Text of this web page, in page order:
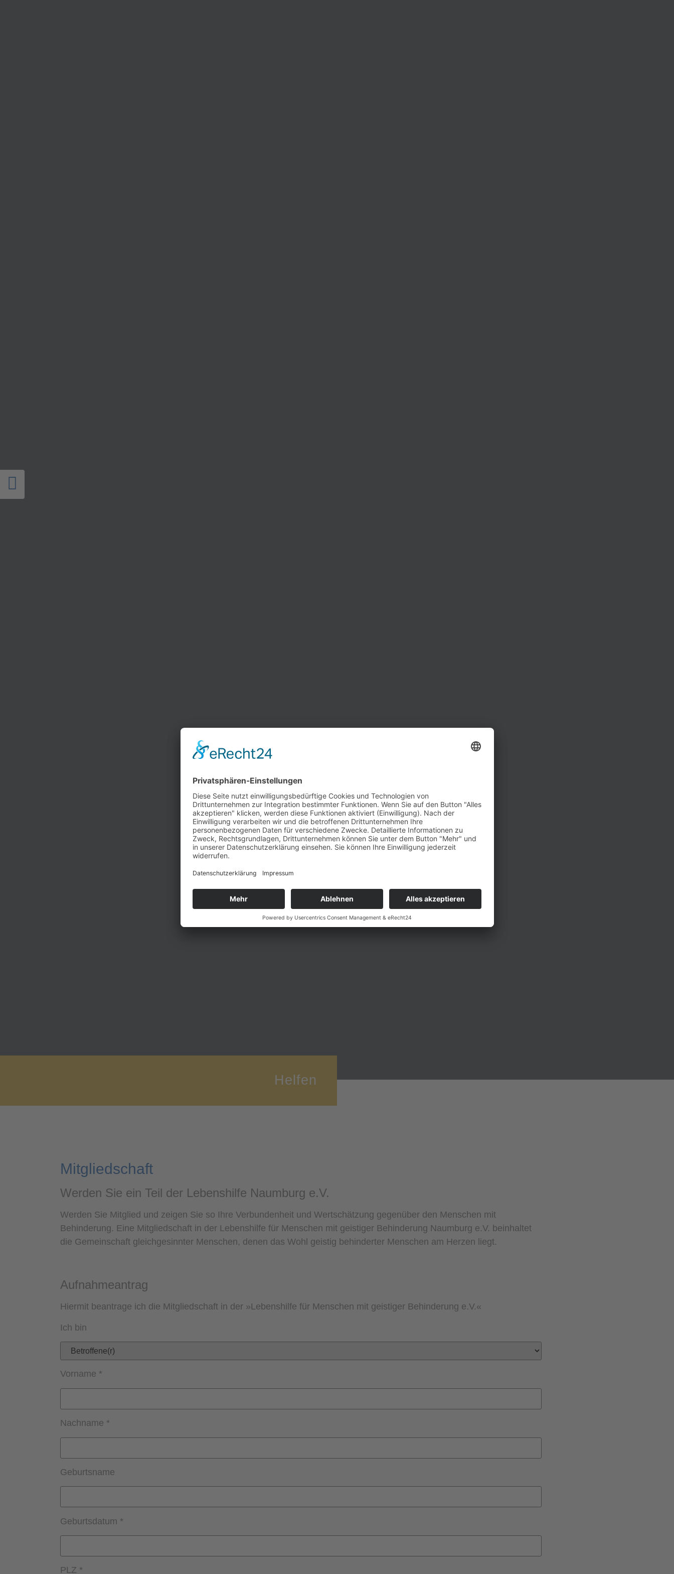
Helfen
Mitgliedschaft
Werden Sie ein Teil der Lebenshilfe Naumburg e.V.
Werden Sie Mitglied und zeigen Sie so Ihre Verbundenheit und Wertschätzung gegenüber den Menschen mit
Behinderung. Eine Mitgliedschaft in der Lebenshilfe für Menschen mit geistiger Behinderung Naumburg e.V. beinhaltet
die Gemeinschaft gleichgesinnter Menschen, denen das Wohl geistig behinderter Menschen am Herzen liegt.
Aufnahmeantrag
Hiermit beantrage ich die Mitgliedschaft in der »Lebenshilfe für Menschen mit geistiger Behinderung e.V.«
Ich bin
Vorname *
Nachname *
Geburtsname
Geburtsdatum *
PLZ *